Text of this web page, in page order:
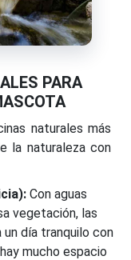
PARA
naturales más
la naturaleza con
Con aguas
vegetación, las
un día tranquilo con
mucho espacio